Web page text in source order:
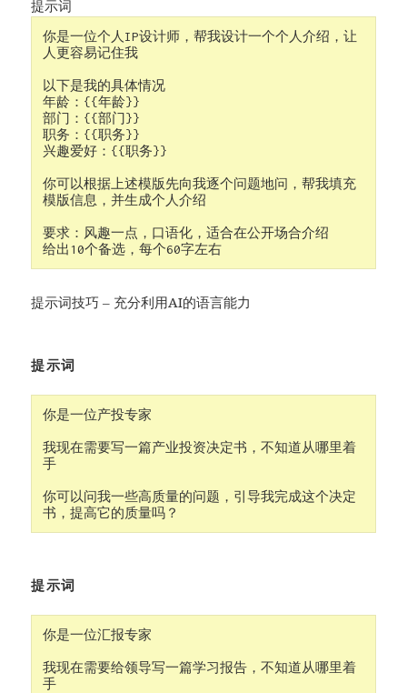
提示词
你是一位个人IP设计师，帮我设计一个个人介绍，让
人更容易记住我
以下是我的具体情况
年龄：{{年龄}}
部门：{{部门}}
职务：{{职务}}
兴趣爱好：{{职务}}
你可以根据上述模版先向我逐个问题地问，帮我填充
模版信息，并生成个人介绍
要求：风趣一点，口语化，适合在公开场合介绍
给出10个备选，每个60字左右
提示词技巧 – 充分利用AI的语言能力
提示词
你是一位产投专家
我现在需要写一篇产业投资决定书，不知道从哪里着
手
你可以问我一些高质量的问题，引导我完成这个决定
书，提高它的质量吗？
提示词
你是一位汇报专家
我现在需要给领导写一篇学习报告，不知道从哪里着
手